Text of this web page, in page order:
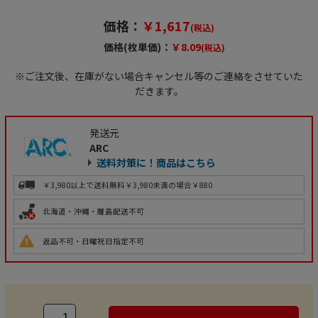
価格： ￥1,617(税込)
価格(枚単価)： ￥8.09(税込)
※ご注文後、在庫がない場合キャンセル等のご連絡をさせていた
だきます。
発送元
ARC
送料対策に！商品はこちら
￥3,980以上で送料無料 ￥3,980未満の場合￥880
北海道・沖縄・離島配送不可
返品不可・日曜祝日指定不可